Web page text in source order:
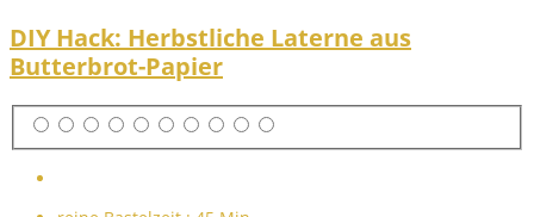
DIY Hack: Herbstliche Laterne aus
Butterbrot-Papier